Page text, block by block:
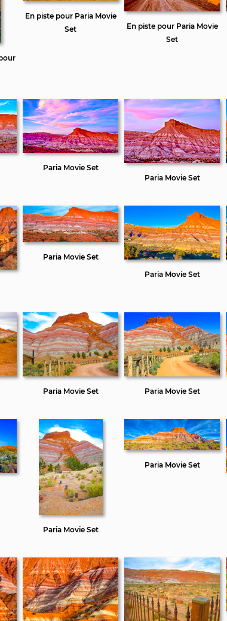
En piste pour Paria Movie
Set
En piste pour Paria Movie
Set
Paria Movie Set
Paria Movie Set
Paria Movie Set
Paria Movie Set
Paria Movie Set Paria Movie Set
Paria Movie Set
Paria Movie Set